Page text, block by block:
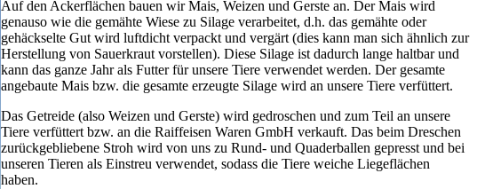
Auf den Ackerflächen bauen wir Mais, Weizen und Gerste an. Der Mais wird
genauso wie die gemähte Wiese zu Silage verarbeitet, d.h. das gemähte oder
gehäckselte Gut wird luftdicht verpackt und vergärt (dies kann man sich ähnlich zur
Herstellung von Sauerkraut vorstellen). Diese Silage ist dadurch lange haltbar und
kann das ganze Jahr als Futter für unsere Tiere verwendet werden. Der gesamte
angebaute Mais bzw. die gesamte erzeugte Silage wird an unsere Tiere verfüttert.
Das Getreide (also Weizen und Gerste) wird gedroschen und zum Teil an unsere
Tiere verfüttert bzw. an die Raiffeisen Waren GmbH verkauft. Das beim Dreschen
zurückgebliebene Stroh wird von uns zu Rund- und Quaderballen gepresst und bei
unseren Tieren als Einstreu verwendet, sodass die Tiere weiche Liegeflächen
haben.